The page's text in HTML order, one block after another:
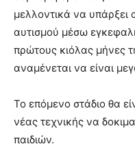
μελλοντικά να
αυτισμού μέσω
πρώτους κιόλας μήνες
αναμένεται να είναι
Το επόμενο στάδιο θα
νέας τεχνικής να
παιδιών.